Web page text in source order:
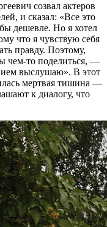
созвал актеров
и сказал: «Все это
дешевле. Но я хотел
что я чувствую себя
правду. Поэтому,
чем-то поделиться, —
выслушаю». В этот
мертвая тишина —
к диалогу, что